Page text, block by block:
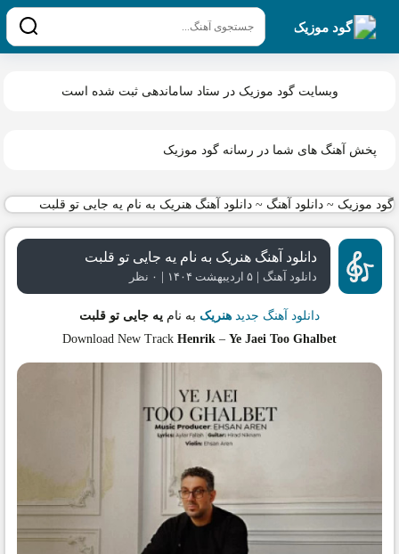
گود موزیک
وبسایت گود موزیک در ستاد ساماندهی ثبت شده است
پخش آهنگ های شما در رسانه گود موزیک
گود موزیک ~دانلود آهنگ ~دانلود آهنگ هنریک به نام یه جایی تو قلبت
دانلود آهنگ هنریک به نام یه جایی تو قلبت
دانلود آهنگ | ۵ اردیبهشت ۱۴۰۴ | ۰ نظر
دانلود آهنگ جدید هنریک به نام یه جایی تو قلبت
Download New Track Henrik – Ye Jaei Too Ghalbet